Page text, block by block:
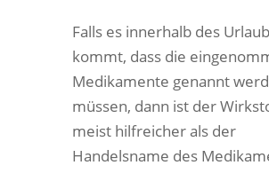
Falls es innerhalb des
kommt, dass die
Medikamente genannt
müssen, dann ist der
meist hilfreicher als der
Handelsname des